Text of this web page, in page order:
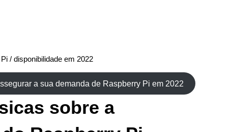
/ disponibilidade em 2022
a sua demanda de Raspberry Pi em 2022
sobre a